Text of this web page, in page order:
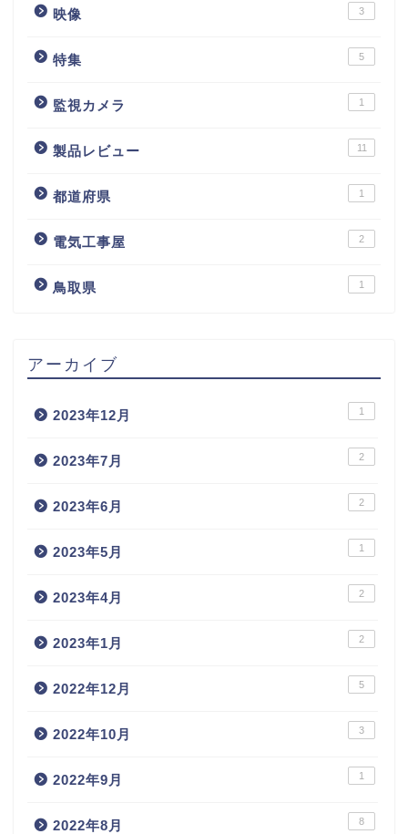
映像 3
特集 5
監視カメラ 1
製品レビュー 11
都道府県 1
電気工事屋 2
鳥取県 1
アーカイブ
2023年12月 1
2023年7月 2
2023年6月 2
2023年5月 1
2023年4月 2
2023年1月 2
2022年12月 5
2022年10月 3
2022年9月 1
2022年8月 8